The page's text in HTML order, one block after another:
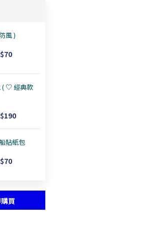
風 )
( ♡ 經典款
貼紙包
買